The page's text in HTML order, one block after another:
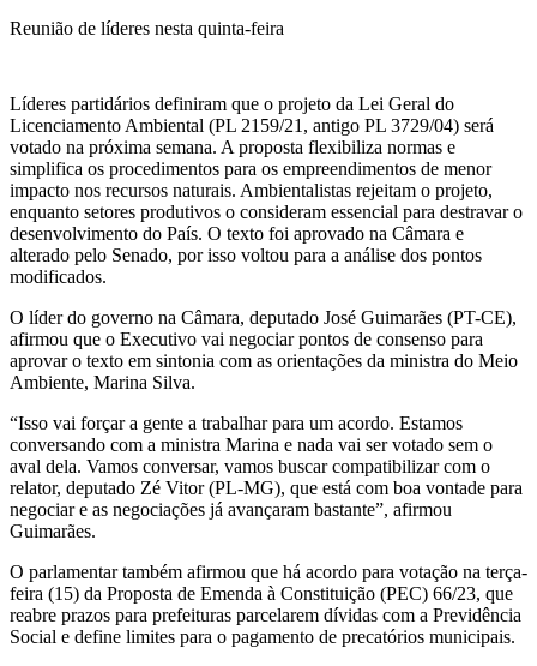
Reunião de líderes nesta quinta-feira
Líderes partidários definiram que o projeto da Lei Geral do
Licenciamento Ambiental (PL 2159/21, antigo PL 3729/04) será
votado na próxima semana. A proposta flexibiliza normas e
simplifica os procedimentos para os empreendimentos de menor
impacto nos recursos naturais. Ambientalistas rejeitam o projeto,
enquanto setores produtivos o consideram essencial para destravar o
desenvolvimento do País. O texto foi aprovado na Câmara e
alterado pelo Senado, por isso voltou para a análise dos pontos
modificados.
O líder do governo na Câmara, deputado José Guimarães (PT-CE),
afirmou que o Executivo vai negociar pontos de consenso para
aprovar o texto em sintonia com as orientações da ministra do Meio
Ambiente, Marina Silva.
“Isso vai forçar a gente a trabalhar para um acordo. Estamos
conversando com a ministra Marina e nada vai ser votado sem o
aval dela. Vamos conversar, vamos buscar compatibilizar com o
relator, deputado Zé Vitor (PL-MG), que está com boa vontade para
negociar e as negociações já avançaram bastante”, afirmou
Guimarães.
O parlamentar também afirmou que há acordo para votação na terça-
feira (15) da Proposta de Emenda à Constituição (PEC) 66/23, que
reabre prazos para prefeituras parcelarem dívidas com a Previdência
Social e define limites para o pagamento de precatórios municipais.